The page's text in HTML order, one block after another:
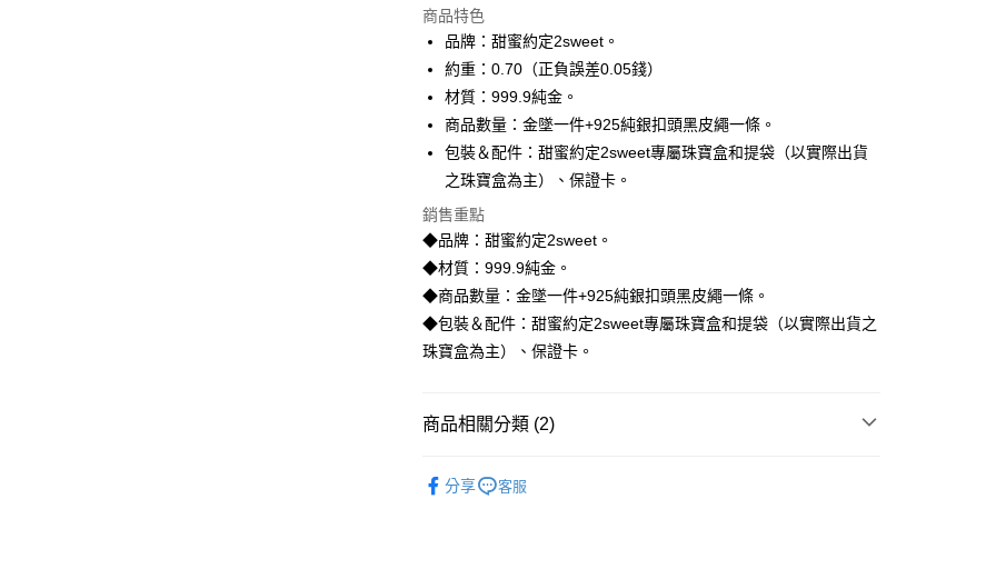
3 期 0 利率 每期
合作金庫商業銀行
華南商業銀行
國泰世華商業銀行
兆豐國際商業銀行
臺灣中小企業銀行
台中商業銀行
匯豐（台灣）商業銀行
聯邦商業銀行
玉山商業銀行
台新國際商業銀行
台灣樂天信用卡公司
6 期 0 利率 每期NT$4,030
合作金庫商業銀行
華南商業銀行
彰化商業銀行
上海商業儲蓄銀行
台北富邦商業銀行
臺灣中小企業銀行
匯豐（台灣）商業銀行
聯邦商業銀行
元大商業銀行
台新國際商業銀行
中國信託商業銀行
台灣樂天信用卡公司
LINE Pay
Apple Pay
街口支付
悠遊付
ATM付款
運送方式
每筆NT$80，滿NT$1,000(含以上)免運費
每筆NT$220，滿NT$3,000(含以上)免運費
商品特色
品牌：甜蜜約定2sweet。
約重：0.70（正負誤差0.05錢）
材質：999.9純金。
商品數量：金墜一件+925純銀扣頭黑皮繩一條。
包裝＆配件：甜蜜約定2sweet專屬珠寶盒和提袋（以實際出貨
之珠寶盒為主）、保證卡。
銷售重點
◆品牌：甜蜜約定2sweet。
◆材質：999.9純金。
◆商品數量：金墜一件+925純銀扣頭黑皮繩一條。
◆包裝＆配件：甜蜜約定2sweet專屬珠寶盒和提袋（以實際出貨之
珠寶盒為主）、保證卡。
商品相關分類 (2)
分享 客服